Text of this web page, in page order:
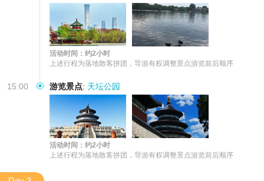
活动时间：约2小时
上述行程为落地散客拼团，导游有权调整景点游览前后顺序
15:00 游览景点: 天坛公园
活动时间：约2小时
上述行程为落地散客拼团，导游有权调整景点游览前后顺序